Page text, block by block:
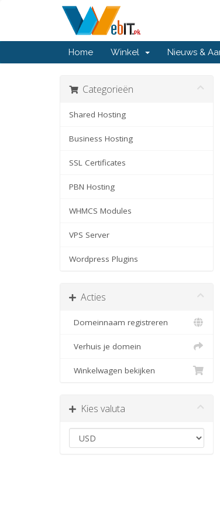
Home Winkel Nieuws &
Categorieën
Shared Hosting
Business Hosting
SSL Certificates
PBN Hosting
WHMCS Modules
VPS Server
Wordpress Plugins
Acties
Domeinnaam registreren
Verhuis je domein
Winkelwagen bekijken
Kies valuta